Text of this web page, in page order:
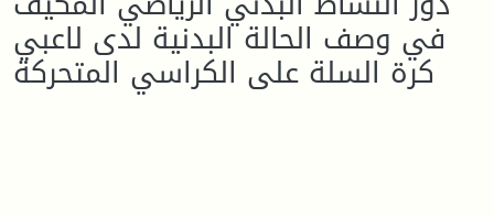
في وصف الحالة البدنية لدى لاعبي
كرة السلة على الكراسي المتحركة